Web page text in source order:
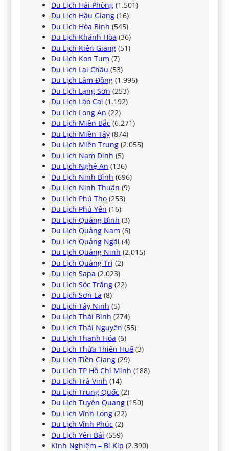
Du Lịch Hải Phòng (1.501)
Du Lịch Hậu Giang (16)
Du Lịch Hòa Bình (545)
Du Lịch Khánh Hòa (36)
Du Lịch Kiên Giang (51)
Du Lịch Kon Tum (7)
Du Lịch Lai Châu (53)
Du Lịch Lâm Đồng (1.996)
Du Lịch Lạng Sơn (253)
Du Lịch Lào Cai (1.192)
Du Lịch Long An (22)
Du Lịch Miền Bắc (6.271)
Du Lịch Miền Tây (874)
Du Lịch Miền Trung (2.055)
Du Lịch Nam Định (5)
Du Lịch Nghệ An (136)
Du Lịch Ninh Bình (696)
Du Lịch Ninh Thuận (9)
Du Lịch Phú Thọ (253)
Du Lịch Phú Yên (16)
Du Lịch Quảng Bình (3)
Du Lịch Quảng Nam (6)
Du Lịch Quảng Ngãi (4)
Du Lịch Quảng Ninh (2.015)
Du Lịch Quảng Trị (2)
Du Lịch Sapa (2.023)
Du Lịch Sóc Trăng (22)
Du Lịch Sơn La (8)
Du Lịch Tây Ninh (5)
Du Lịch Thái Bình (274)
Du Lịch Thái Nguyên (55)
Du Lịch Thanh Hóa (6)
Du Lịch Thừa Thiên Huế (3)
Du Lịch Tiền Giang (29)
Du Lịch TP Hồ Chí Minh (188)
Du Lịch Trà Vinh (14)
Du Lịch Trung Quốc (2)
Du Lịch Tuyên Quang (150)
Du Lịch Vĩnh Long (22)
Du Lịch Vĩnh Phúc (2)
Du Lịch Yên Bái (559)
Kinh Nghiệm – Bí Kíp (2.390)